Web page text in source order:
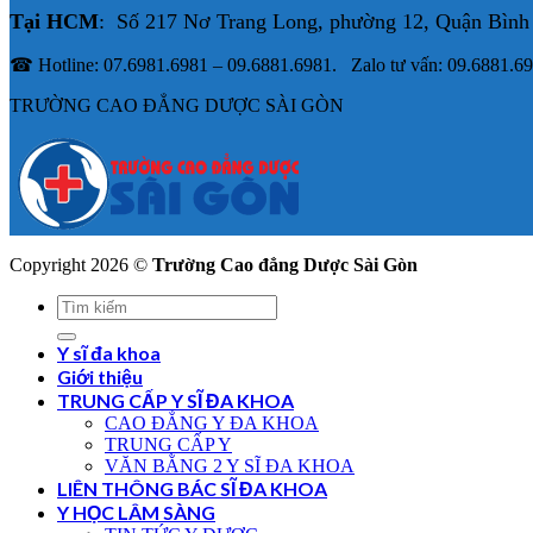
Tại HCM: Số 217 Nơ Trang Long, phường 12, Quận
☎ Hotline: 07.6981.6981 – 09.6881.6981. Zalo tư vấn:
TRƯỜNG CAO ĐẲNG DƯỢC SÀI GÒN
Copyright 2026 © Trường Cao đẳng Dược Sài Gòn
Y sĩ đa khoa
Giới thiệu
TRUNG CẤP Y SĨ ĐA KHOA
CAO ĐẲNG Y ĐA KHOA
TRUNG CẤP Y
VĂN BẰNG 2 Y SĨ ĐA KHOA
LIÊN THÔNG BÁC SĨ ĐA KHOA
Y HỌC LÂM SÀNG